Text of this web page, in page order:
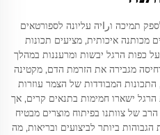
תמיכה וراיה עליונה לספורטאים
מכותנה איכותית, מציעים תכונות
כפות הרגל יבשות ומרעננות במהלך
מגבירה את הזרמת הדם, מקטינה
התכונות המבודדות של הצמר עוזרות
ישארו חמימות בתנאים קרים, אך
הרב של צוותנו בפיתוח מוצרים מבטיח
ביותר לביצועים ובריאות, מה